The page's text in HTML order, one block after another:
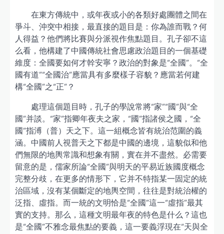
在東方傳統中，或年夜或小的各類好處團體之間在
爭斗、沖突中相接，最直接的題目是：你為誰而戰？何
人得益？他們將比賽與分派視作焦點題目。孔子卻不這
么看，他構建了中國傳統社會思慮政治題目的一個基礎
維度：全國要如何才幹安寧？政治的對象是“全國”。“全
國有道”“全國治”應當具有多麼樣子容貌？應當若何建
構“全國”之“正”？
處理這個題目時，孔子的學說常將“家”“國”與“全
國”并談。“家”指卿年夜夫之家，“國”指諸侯之國，“全
國”指溥（普）天之下。這一組概念皆有統治范圍的義
涵。中國前人視普天之下都是中國的邊境，這貌似和他
們無限的地輿常識和想象有關，實在并不盡然。必需要
留意的是，儒家所論“全國”與明天的平易近族國度概念
完整分歧，在更多的情形下，它并不特指某一固定的統
治區域，沒有某個斷定的地輿空間，往往是對統治權的
泛指、虛指。而一統的文明恰是“全國”這一“虛指”最其
實的支持。那么，這種文明最年夜的特色是什么？這也
是“全國”不雅念最焦點的要義，這一要義浮現在“天與全